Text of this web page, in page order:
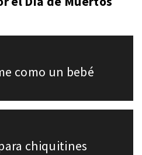
como un bebé
chiquitines